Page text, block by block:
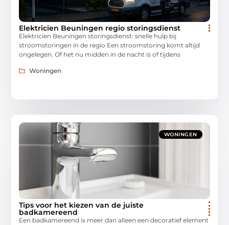
Elektricien Beuningen regio storingsdienst
Elektricien Beuningen storingsdienst: snelle hulp bij
stroomstoringen in de regio Een stroomstoring komt altijd
ongelegen. Of het nu midden in de nacht is of tijdens
Woningen
WONINGEN
Tips voor het kiezen van de juiste
badkamereend
Een badkamereend is meer dan alleen een decoratief element